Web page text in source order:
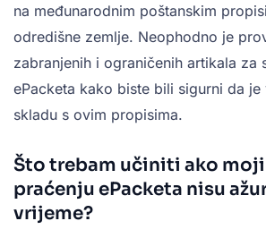
na međunarodnim poštanskim
odredišne zemlje. Neophodno je
zabranjenih i ograničenih artikala za
ePacketa kako biste bili sigurni da je
skladu s ovim propisima.
Što trebam učiniti ako
praćenju ePacketa nisu
vrijeme?